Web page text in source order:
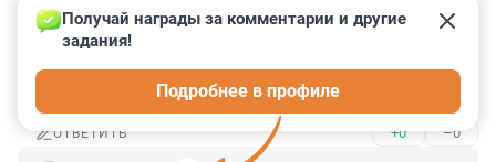
ОТВЕТИТЬ –0
Гость
*Кроме тех случаев, когда она проигрывает.
ОТВЕТИТЬ +0 –0
Получай награды за комментарии и другие
задания!
Подробнее в профиле